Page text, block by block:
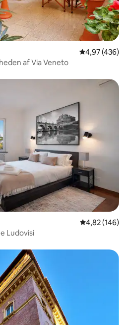
4,97 ud af 5 i
4,97 (436)
af Via Veneto
4,82 ud af 5 i
4,82 (146)
Ludovisi